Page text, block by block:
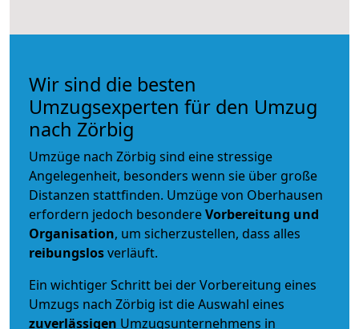
Wir sind die besten
Umzugsexperten für den Umzug
nach Zörbig
Umzüge nach Zörbig sind eine stressige
Angelegenheit, besonders wenn sie über große
Distanzen stattfinden. Umzüge von Oberhausen
erfordern jedoch besondereVorbereitung und
Organisation, um sicherzustellen, dass alles
reibungslosverläuft.
Ein wichtiger Schritt bei der Vorbereitung eines
Umzugs nach Zörbig ist die Auswahl eines
zuverlässigen Umzugsunternehmens in